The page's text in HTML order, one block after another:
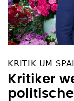
KRITIK UM
Kritiker